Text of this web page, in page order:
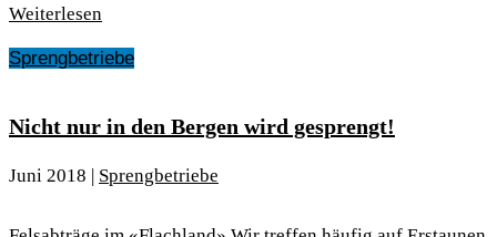
Weiterlesen
Sprengbetriebe
Nicht nur in den Bergen wird gesprengt!
Juni 2018 | Sprengbetriebe